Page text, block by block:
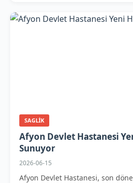
SAGLIK
Afyon Devlet Hastanesi
Sunuyor
2026-06-15
Afyon Devlet Hastanesi, son